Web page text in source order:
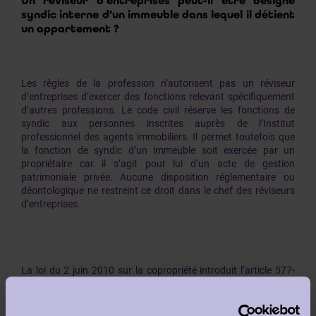
syndic interne d’un immeuble dans lequel il détient
un appartement ?
Les règles de la profession n’autorisent pas un réviseur
d’entreprises d’exercer des fonctions relevant spécifiquement
d’autres professions. Le code civil réserve les fonctions de
syndic aux personnes inscrites auprès de l’Institut
professionnel des agents immobiliers. Il permet toutefois que
la fonction de syndic d’un immeuble soit exercée par un
propriétaire car il s’agit pour lui d’un acte de gestion
patrimoniale privée. Aucune disposition réglementaire ou
déontologique ne restreint ce droit dans le chef des réviseurs
d’entreprises.
La loi du 2 juin 2010 sur la copropriété introduit l’article 577-
non, dont les obligations et les compétences sont déterminées